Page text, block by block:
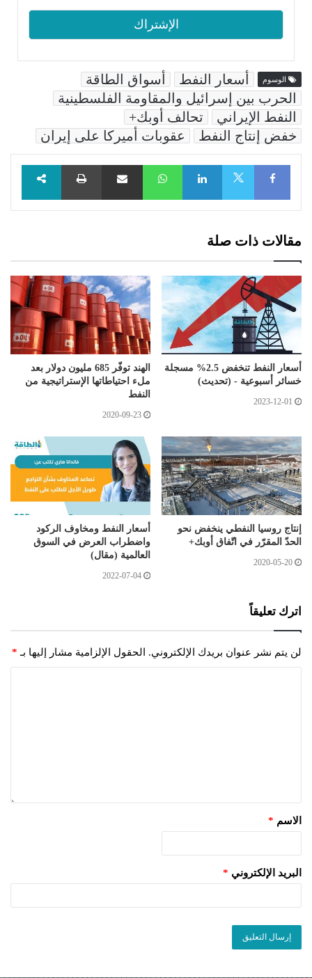
الوسوم أسعار النفط
أسواق الطاقة
الحرب بين إسرائيل والمقاومة الفلسطينية
النفط الإيراني
تحالف أوبك+
خفض إنتاج النفط
عقوبات أميركا على إيران
Facebook
LinkedIn
WhatsAppمشاركة عبر البريد طباعة
مقالات ذات صلة
أسعار النفط تنخفض 2.5% مسجلة
خسائر أسبوعية - (تحديث)
2023-12-01
الهند توفّر 685 مليون دولار بعد
ملء احتياطاتها الإستراتيجية من
النفط
2020-09-23
إنتاج روسيا النفطي ينخفض نحو
الحدّ المقرّر في اتّفاق أوبك+
2020-05-20
أسعار النفط ومخاوف الركود
واضطراب العرض في السوق
العالمية (مقال)
2022-07-04
اترك تعليقاً
لن يتم نشر عنوان بريدك الإلكتروني. الحقول الإلزامية مشار إليها بـ *
الاسم *
البريد الإلكتروني *